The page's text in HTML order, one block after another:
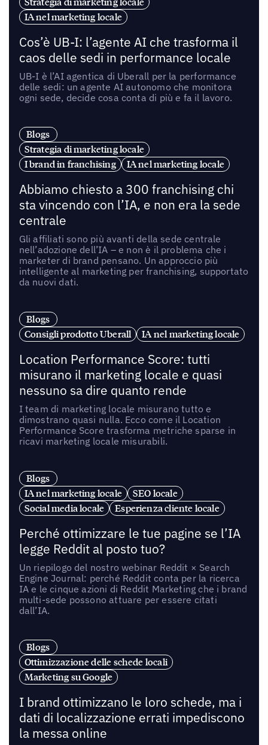
IA nel marketing locale
Cos’è UB-I: l’agente AI che trasforma il
caos delle sedi in performance locale
UB-I è l’AI agentica di Uberall per la performance
delle sedi: un agente AI autonomo che monitora
ogni sede, decide cosa conta di più e fa il lavoro.
Blogs
Strategia di marketing locale
I brand in franchising
IA nel marketing locale
Abbiamo chiesto a 300 franchising chi
sta vincendo con l’IA, e non era la sede
centrale
Gli affiliati sono più avanti della sede centrale
nell’adozione dell’IA – e non è il problema che i
marketer di brand pensano. Un approccio più
intelligente al marketing per franchising, supportato
da nuovi dati.
Blogs
Consigli prodotto Uberall
IA nel marketing locale
Location Performance Score: tutti
misurano il marketing locale e quasi
nessuno sa dire quanto rende
I team di marketing locale misurano tutto e
dimostrano quasi nulla. Ecco come il Location
Performance Score trasforma metriche sparse in
ricavi marketing locale misurabili.
Blogs
IA nel marketing locale
SEO locale
Social media locale
Esperienza cliente locale
Perché ottimizzare le tue pagine se l’IA
legge Reddit al posto tuo?
Un riepilogo del nostro webinar Reddit × Search
Engine Journal: perché Reddit conta per la ricerca
IA e le cinque azioni di Reddit Marketing che i brand
multi-sede possono attuare per essere citati
dall’IA.
Blogs
Ottimizzazione delle schede locali
Marketing su Google
I brand ottimizzano le loro schede, ma i
dati di localizzazione errati impediscono
la messa online